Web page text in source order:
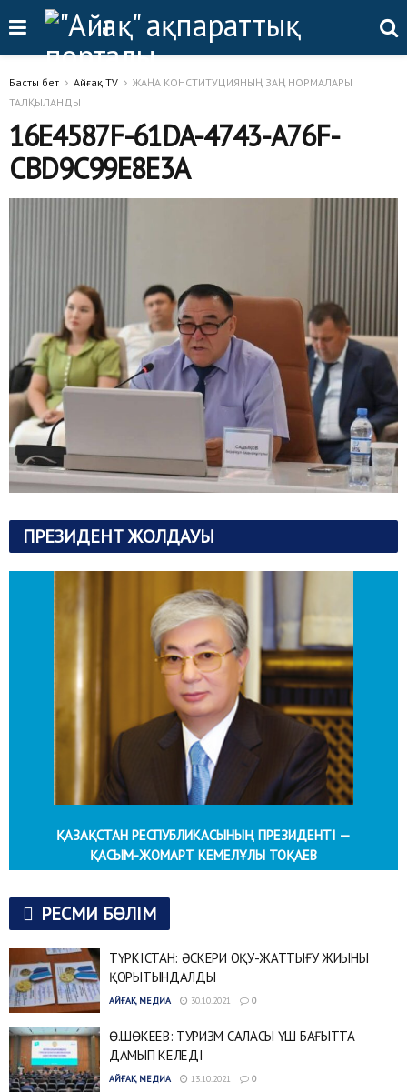
Басты бет Айғақ TV
ЖАҢА КОНСТИТУЦИЯНЫҢ ЗАҢ НОРМАЛАРЫ
ТАЛҚЫЛАНДЫ
16E4587F-61DA-4743-A76F-
CBD9C99E8E3A
ПРЕЗИДЕНТ ЖОЛДАУЫ
ҚАЗАҚСТАН РЕСПУБЛИКАСЫНЫҢ ПРЕЗИДЕНТІ —
ҚАСЫМ-ЖОМАРТ КЕМЕЛҰЛЫ ТОҚАЕВ
РЕСМИ БӨЛІМ
ТҮРКІСТАН: ӘСКЕРИ ОҚУ-ЖАТТЫҒУ ЖИЫНЫ
ҚОРЫТЫНДАЛДЫ
АЙҒАҚ МЕДИА 30.10.2021 0
Ө.ШӨКЕЕВ: ТУРИЗМ САЛАСЫ ҮШ БАҒЫТТА
ДАМЫП КЕЛЕДІ
АЙҒАҚ МЕДИА 13.10.2021 0